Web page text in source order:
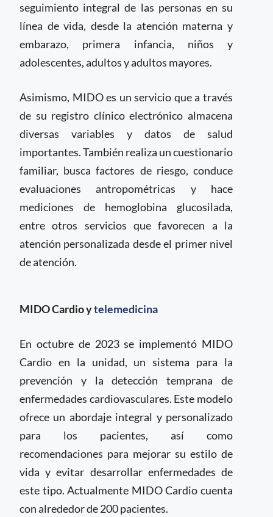
seguimiento integral de las personas en su
línea de vida, desde la atención materna y
embarazo, primera infancia, niños y
adolescentes, adultos y adultos mayores.
Asimismo, MIDO es un servicio que a través
de su registro clínico electrónico almacena
diversas variables y datos de salud
importantes. También realiza un cuestionario
familiar, busca factores de riesgo, conduce
evaluaciones antropométricas y hace
mediciones de hemoglobina glucosilada,
entre otros servicios que favorecen a la
atención personalizada desde el primer nivel
de atención.
MIDO Cardio ytelemedicina
En octubre de 2023 se implementó MIDO
Cardio en la unidad, un sistema para la
prevención y la detección temprana de
enfermedades cardiovasculares. Este modelo
ofrece un abordaje integral y personalizado
para los pacientes, así como
recomendaciones para mejorar su estilo de
vida y evitar desarrollar enfermedades de
este tipo. Actualmente MIDO Cardio cuenta
con alrededor de 200 pacientes.